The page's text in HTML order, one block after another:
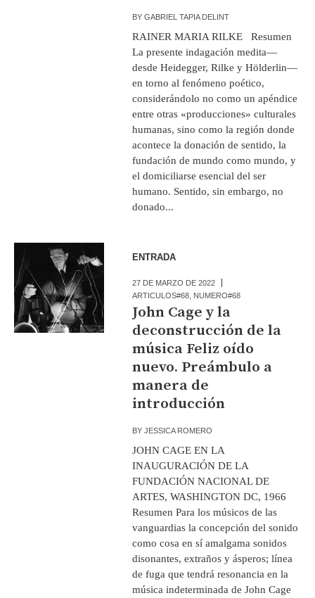
BYGABRIEL TAPIA DELINT
RAINER MARIA RILKE Resumen
La presente indagación medita—
desde Heidegger, Rilke y Hölderlin—
en torno al fenómeno poético,
considerándolo no como un apéndice
entre otras «producciones» culturales
humanas, sino como la región donde
acontece la donación de sentido, la
fundación de mundo como mundo, y
el domiciliarse esencial del ser
humano. Sentido, sin embargo, no
donado...
ENTRADA
27 DE MARZO DE 2022
ARTICULOS#68 NUMERO#68
John Cage y la
deconstrucción de la
música Feliz oído
nuevo. Preámbulo a
manera de
introducción
BYJESSICA ROMERO
JOHN CAGE EN LA
INAUGURACIÓN DE LA
FUNDACIÓN NACIONAL DE
ARTES, WASHINGTON DC, 1966
Resumen Para los músicos de las
vanguardias la concepción del sonido
como cosa en sí amalgama sonidos
disonantes, extraños y ásperos; línea
de fuga que tendrá resonancia en la
música indeterminada de John Cage